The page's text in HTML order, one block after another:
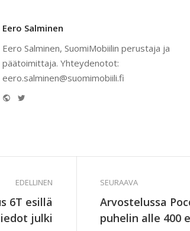
Eero Salminen
Eero Salminen, SuomiMobiilin perustaja ja
päätoimittaja. Yhteydenotot:
eero.salminen@suomimobiili.fi
Website
EDELLINEN
6T esillä
julki
SEURAAVA
Arvostelussa
puhelin alle 400